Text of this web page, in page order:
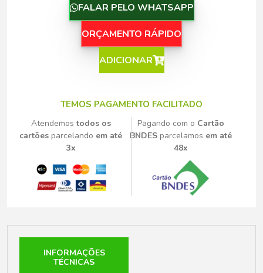
FALAR PELO WHATSAPP
ORÇAMENTO RÁPIDO
ADICIONAR
TEMOS PAGAMENTO FACILITADO
Atendemostodos os
cartões parcelando em até
3x
Pagando com o Cartão
BNDESparcelamos em até
48x
INFORMAÇÕES
TÉCNICAS